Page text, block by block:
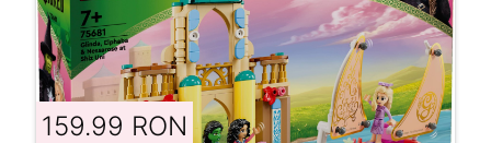
159.99 RON